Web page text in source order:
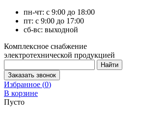
пн-чт: с 9:00 до 18:00
пт: с 9:00 до 17:00
сб-вс: выходной
Комплексное снабжение
электротехнической продукцией
Избранное (0)
В корзине
Пусто